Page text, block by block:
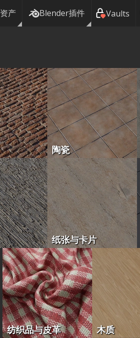
资产 Blender插件 Vaults
陶瓷
纸张与卡片
纺织品与皮革 木质